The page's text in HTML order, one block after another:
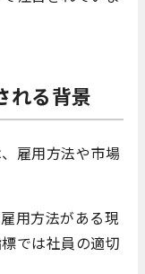
れる背景
雇用方法や市場
用方法がある現
では社員の適切